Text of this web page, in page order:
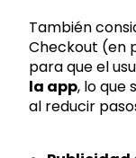
También
Checkout (en
para que el
la app, lo que
al reducir